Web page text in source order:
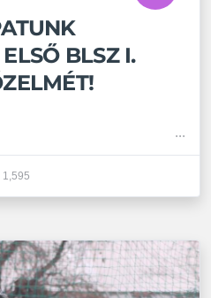
BLSZ I.
1,595